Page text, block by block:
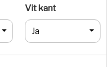
Vit kant
Ja